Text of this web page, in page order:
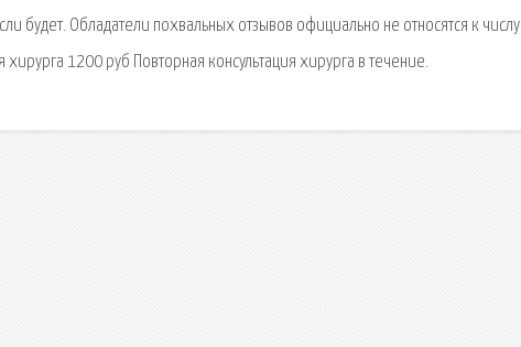
будет. Обладатели похвальных отзывов официально не относятся к числу
1200 руб Повторная консультация хирурга в течение.